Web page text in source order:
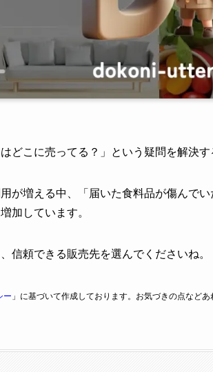
どこに売ってる？」という疑問を解決す
が増える中、「届いた食料品が傷んで
加しています。
信頼できる販売先を選んでくださいね。
ー 」に基づいて作成しております。お気づきの点などあ